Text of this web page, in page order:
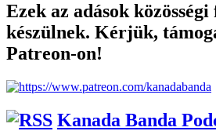
Ezek az adások
készülnek. Kérjük,
Patreon-on!
Kanada Banda